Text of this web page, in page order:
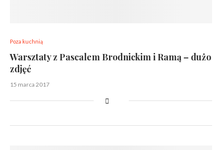
Poza kuchnią
Warsztaty z Pascalem Brodnickim i Ramą – dużo
zdjęć
15 marca 2017